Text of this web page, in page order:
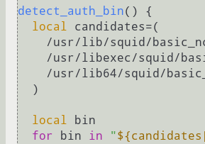
detect_auth_bin() {
local candidates=(
local bin
for
bin in "